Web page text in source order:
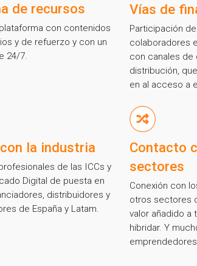
¡Gracias por
de recursos
con contenidos
y de refuerzo y con un
24/7.
Vías de
Participación
colaboradores
con canales de
distribución,
en al acceso a
la industria
de las ICCs y
Digital de puesta en
distribuidores y
de España y Latam.
Contacto
sectores
Conexión con
otros sectores
valor añadido a
hibridar. Y